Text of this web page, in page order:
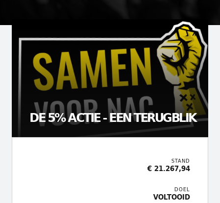
DE 5% ACTIE - EEN TERUGBLIK
STAND
€ 21.267,94
DOEL
VOLTOOID